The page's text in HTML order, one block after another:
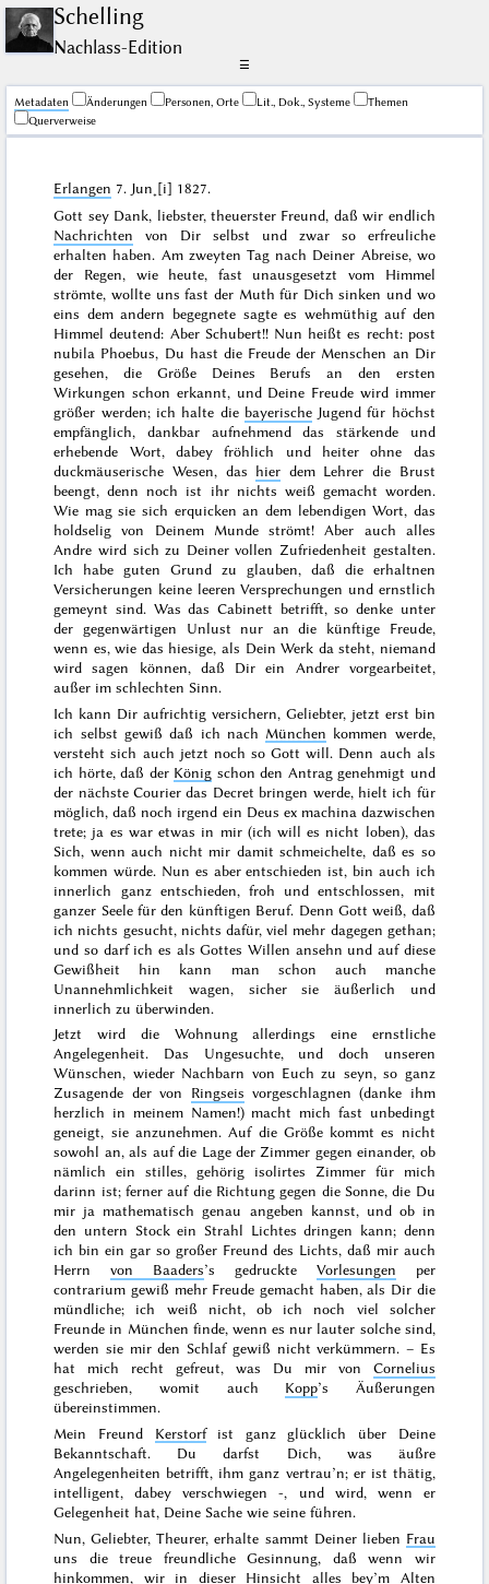
Schelling
Nachlass-Edition
☰
Me­ta­da­ten Änderungen Personen, Orte Lit., Dok., Systeme
Themen
Querverweise
Erlangen 7. Jun˖[i] 1827.
Gott sey Dank, liebster, theuerster Freund, daß wir endlich
Nachrichten von Dir selbst und zwar so erfreuliche
erhalten haben. Am zweyten Tag nach Deiner Abreise, wo
der Regen, wie heute, fast unausgesetzt vom Himmel
strömte, wollte uns fast der Muth für Dich sinken und wo
eins dem andern begegnete sagte es wehmüthig auf den
Himmel deutend: Aber Schubert!! Nun heißt es recht: post
nubila Phoebus, Du hast die Freude der Menschen an Dir
gesehen, die Größe Deines Berufs an den ersten
Wirkungen schon erkannt, und Deine Freude wird immer
größer werden; ich halte die bayerischeJugend für höchst
empfänglich, dankbar aufnehmend das stärkende und
erhebende Wort, dabey fröhlich und heiter ohne das
duckmäuserische Wesen, das hier dem Lehrer die Brust
beengt, denn noch ist ihr nichts weiß gemacht worden.
Wie mag sie sich erquicken an dem lebendigen Wort, das
holdselig von Deinem Munde strömt! Aber auch alles
Andre wird sich zu Deiner vollen Zufriedenheit gestalten.
Ich habe guten Grund zu glauben, daß die erhaltnen
Versicherungen keine leeren Versprechungen und ernstlich
gemeynt sind. Was das Cabinett betrifft, so denke unter
der gegenwärtigen Unlust nur an die künftige Freude,
wenn es, wie das hiesige, als Dein Werk da steht, niemand
wird sagen können, daß Dir ein Andrer vorgearbeitet,
außer im schlechten Sinn.
Ich kann Dir aufrichtig versichern, Geliebter, jetzt erst bin
ich selbst gewiß daß ich nach München kommen werde,
versteht sich auch jetzt noch so Gott will. Denn auch als
ich hörte, daß der König schon den Antrag genehmigt und
der nächste Courier das Decret bringen werde, hielt ich für
möglich, daß noch irgend ein Deus ex machina dazwischen
trete; ja es war etwas in mir (ich will es nicht loben), das
Sich, wenn auch nicht mir damit schmeichelte, daß es so
kommen würde. Nun es aber entschieden ist, bin auch ich
innerlich ganz entschieden, froh und entschlossen, mit
ganzer Seele für den künftigen Beruf. Denn Gott weiß, daß
ich nichts gesucht, nichts dafür, viel mehr dagegen gethan;
und so darf ich es als Gottes Willen ansehn und auf diese
Gewißheit hin kann man schon auch manche
Unannehmlichkeit wagen, sicher sie äußerlich und
innerlich zu überwinden.
Jetzt wird die Wohnung allerdings eine ernstliche
Angelegenheit. Das Ungesuchte, und doch unseren
Wünschen, wieder Nachbarn von Euch zu seyn, so ganz
Zusagende der von Ringseis vorgeschlagnen(danke ihm
herzlich in meinem Namen!) macht mich fast unbedingt
geneigt, sie anzunehmen. Auf die Größekommt es nicht
sowohl an, als auf die Lageder Zimmer gegen einander, ob
nämlich ein stilles,gehörig isolirtes Zimmer für mich
darinn ist; ferner auf die Richtung gegen die Sonne, die Du
mir ja mathematisch genau angeben kannst, und ob in
den untern Stock ein Strahl Lichtes dringen kann; denn
ich bin ein gar so großer Freund des Lichts, daß mir auch
Herrnvon Baaders’s gedruckte Vorlesungen
per
contrarium gewiß mehr Freude gemacht haben, als Dir die
mündliche; ich weiß nicht, ob ich noch viel solcher
Freunde in München finde, wenn es nur lauter solchesind,
werden sie mir den Schlaf gewiß nicht verkümmern. – Es
hat mich recht gefreut, was Du mir von Cornelius
geschrieben, womit auch Kopp’s Äußerungen
übereinstimmen.
Mein Freund Kerstorfist ganz glücklich über Deine
Bekanntschaft. Du darfst Dich, was äußre
Angelegenheiten betrifft, ihm ganz vertrau’n; er ist thätig,
intelligent, dabey verschwiegen -, und wird, wenn er
Gelegenheit hat, Deine Sache wie seine führen.
Nun, Geliebter, Theurer, erhalte sammt Deiner lieben Frau
uns die treue freundliche Gesinnung, daß wenn wir
hinkommen, wir in dieser Hinsicht alles bey’m Alten